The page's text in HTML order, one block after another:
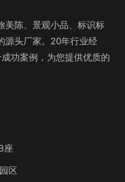
美陈、景观小品、标识标
源头厂家。20年行业经
功案例，为您提供优质的
座
区